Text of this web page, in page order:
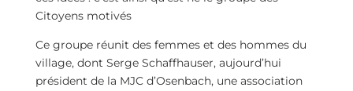
Citoyens motivés
Ce groupe réunit des femmes et des hommes du
village, dont Serge Schaffhauser, aujourd’hui
président de la MJC d’Osenbach, une association